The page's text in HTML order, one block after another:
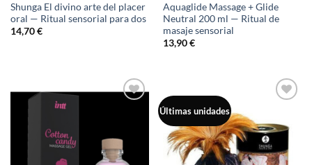
Shunga El divino arte del placer
oral — Ritual sensorial para dos
14,70€
Aquaglide Massage + Glide
Neutral 200 ml — Ritual de
masaje sensorial
13,90€
deseos
Últimas unidades
lista de